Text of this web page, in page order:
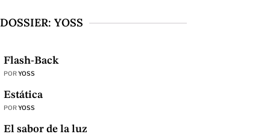
DOSSIER: YOSS
Flash-Back
PORYOSS
Estática
PORYOSS
El sabor de la luz